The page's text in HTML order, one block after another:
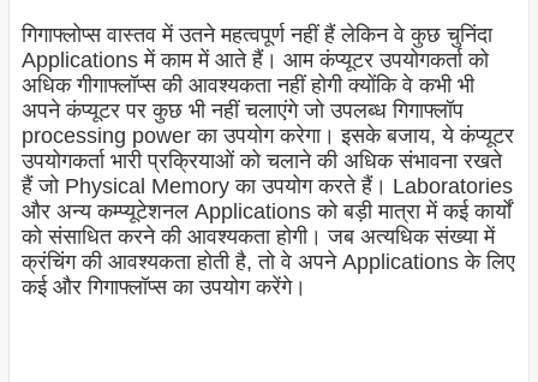
गिगाफ्लोप्स वास्तव में उतने महत्वपूर्ण नहीं हैं लेकिन वे कुछ चुनिंदा
Applications में काम में आते हैं। आम कंप्यूटर उपयोगकर्ता को
अधिक गीगाफ्लॉप्स की आवश्यकता नहीं होगी क्योंकि वे कभी भी
अपने कंप्यूटर पर कुछ भी नहीं चलाएंगे जो उपलब्ध गिगाफ्लॉप
processing power का उपयोग करेगा। इसके बजाय, ये कंप्यूटर
उपयोगकर्ता भारी प्रक्रियाओं को चलाने की अधिक संभावना रखते
हैं जो Physical Memory का उपयोग करते हैं। Laboratories
और अन्य कम्प्यूटेशनल Applications को बड़ी मात्रा में कई कार्यों
को संसाधित करने की आवश्यकता होगी। जब अत्यधिक संख्या में
क्रंचिंग की आवश्यकता होती है, तो वे अपने Applications के लिए
कई और गिगाफ्लॉप्स का उपयोग करेंगे।